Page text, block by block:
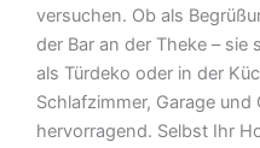
versuchen. Ob als
der Bar an der Theke – sie
als Türdeko oder in der
Schlafzimmer, Garage
hervorragend. Selbst Ihr